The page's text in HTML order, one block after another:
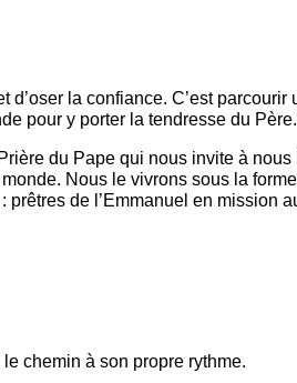
d’oser la confiance. C’est
pour y porter la tendresse du
du Pape qui nous invite à
Nous le vivrons sous la
de l’Emmanuel en mission
chemin à son propre rythme.